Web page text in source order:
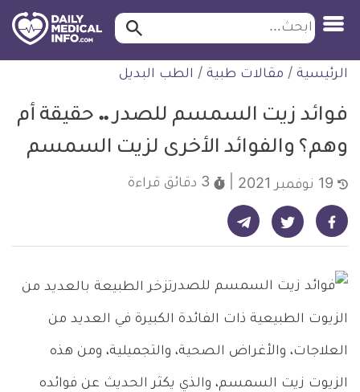
التخطي
للمحتوى
ابحث ابحث…
الرئيسية / مقالات طبية / الطب البديل
فوائد زيت السمسم للصدر .. حقيقة أم
وهم؟ والفوائد الأخرى لزيت السمسم
3 دقائق قراءة
شارك على فيسبوك - ديلي ميديكال انفو شارك على تويتر - ديلي ميديكال انفو شارك على تيليجرام - ديلي ميديكال انفو
تزخر الطبيعة بالعديد من
الزيوت الطبيعية ذات الفائدة الكبيرة في العديد من
العلاجات، والأغراض الصحية، والتجميلية، ومن هذه
الزيوت زيت السمسم، والذي يكثر الحديث عن فوائده